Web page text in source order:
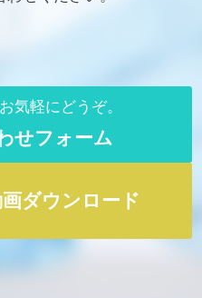
気軽にどうぞ。
せフォーム
ダウンロード